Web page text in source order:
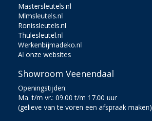
Mastersleutels.nl
Mlmsleutels.nl
Ronissleutels.nl
Thulesleutel.nl
Werkenbijmadeko.nl
Al onze websites
Showroom Veenendaal
Openingstijden:
Ma. t/m vr.: 09.00 t/m 17.00 uur
(gelieve van te voren een afspraak maken)